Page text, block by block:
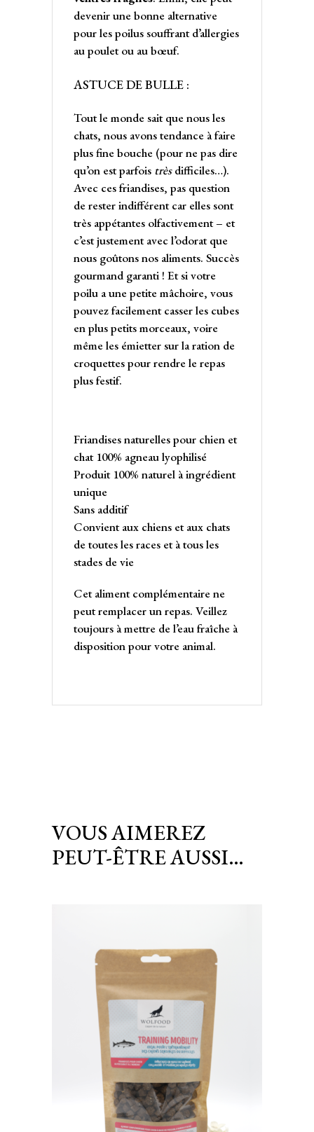
devenir une bonne alternative
pour les poilus souffrant d’allergies
au poulet ou au bœuf.
ASTUCE DE BULLE :
Tout le monde sait que nous les
chats, nous avons tendance à faire
plus fine bouche (pour ne pas dire
qu’on est parfois trèsdifficiles…).
Avec ces friandises, pas question
de rester indifférent car elles sont
très appétantes olfactivement – et
c’est justement avec l’odorat que
nous goûtons nos aliments. Succès
gourmand garanti ! Et si votre
poilu a une petite mâchoire, vous
pouvez facilement casser les cubes
en plus petits morceaux, voire
même les émietter sur la ration de
croquettes pour rendre le repas
plus festif.
Friandises naturelles pour chien et
chat 100% agneau lyophilisé
Produit 100% naturel à ingrédient
unique
Sans additif
Convient aux chiens et aux chats
de toutes les races et à tous les
stades de vie
Cet aliment complémentaire ne
peut remplacer un repas. Veillez
toujours à mettre de l’eau fraîche à
disposition pour votre animal.
VOUS AIMEREZ
PEUT-ÊTRE AUSSI…